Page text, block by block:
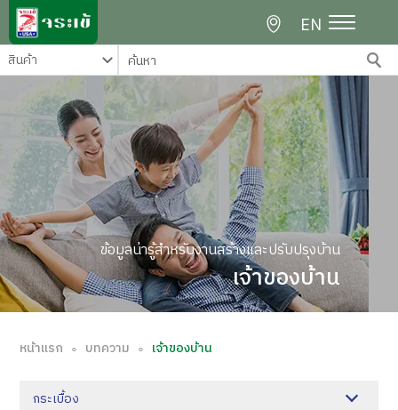
EN
ข้อมูลน่ารู้สำหรับงานสร้างและปรับปรุงบ้าน
เจ้าของบ้าน
หน้าแรก ∘ บทความ ∘ เจ้าของบ้าน
กระเบื้อง